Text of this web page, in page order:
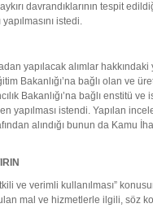
davrandıklarının tespit
istedi.
yapılacak alımlar hakkındaki
Bakanlığı’na bağlı olan ve
Bakanlığı’na bağlı enstitü
yapılması istendi. Yapılan
alındığı bunun da Kamu
ve verimli kullanılması”
mal ve hizmetlerle ilgili, söz